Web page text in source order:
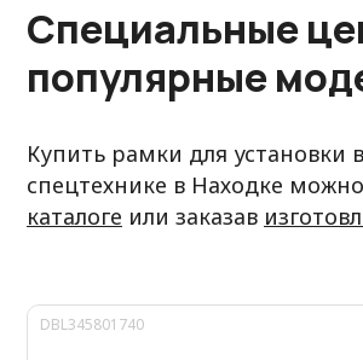
Специальные
популярные
Купить рамки для установки
спецтехнике в Находке
каталоге или заказав
DBL345801740